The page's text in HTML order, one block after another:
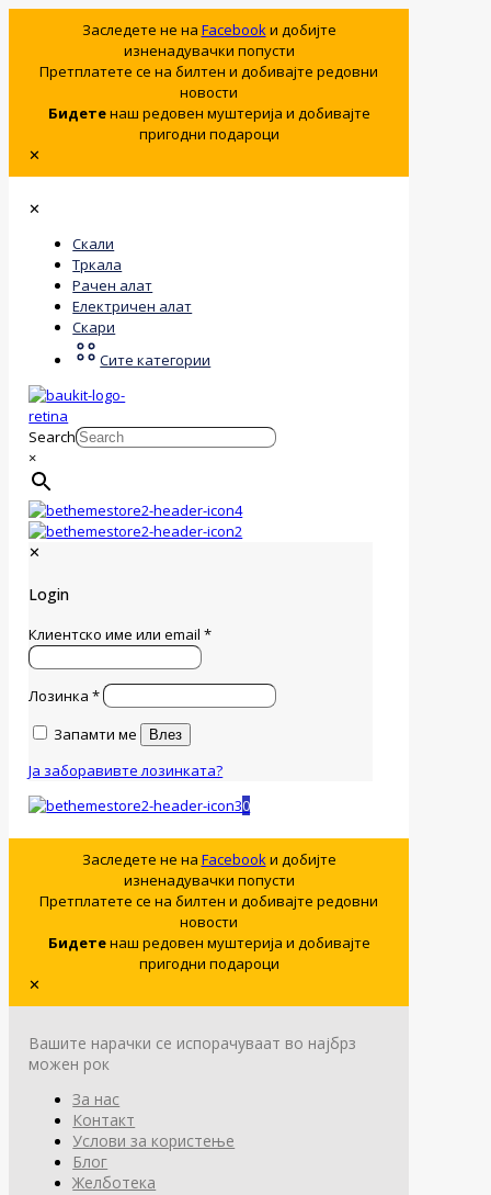
Заследете не на Facebookи добијте
изненадувачки попусти
Претплатете се на билтен и добивајте редовни
новости
Бидетенаш редовен муштерија и добивајте
пригодни подароци
✕
✕
Скали
Тркала
Рачен алат
Електричен алат
Скари
Сите категории
Search
×
✕
Login
Клиентско име или email*
Лозинка*
Запамти ме
Влез
Ја заборавивте лозинката?
0
Заследете не на Facebookи добијте
изненадувачки попусти
Претплатете се на билтен и добивајте редовни
новости
Бидетенаш редовен муштерија и добивајте
пригодни подароци
✕
Вашите нарачки се испорачуваат во најбрз
можен рок
За нас
Контакт
Услови за користење
Блог
Желботека